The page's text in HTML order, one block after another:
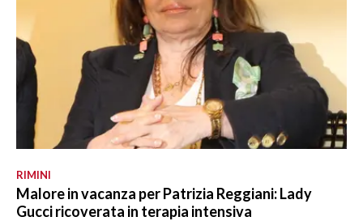
RIMINI
Malore in vacanza per Patrizia Reggiani: Lady
Gucci ricoverata in terapia intensiva